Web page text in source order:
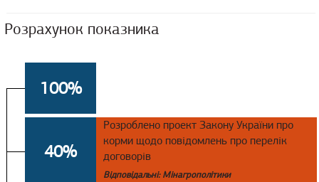
Розрахунок показника
100%
40%
Розроблено проект Закону України про
корми щодо повідомлень про перелік
договорів
Відповідальні: Мінагрополітики